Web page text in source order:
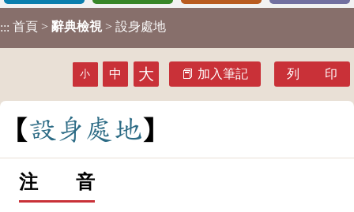
::: 首頁 > 辭典檢視 > 設身處地
小 中 大 加入筆記 列 印
設 身 處 地
注 音